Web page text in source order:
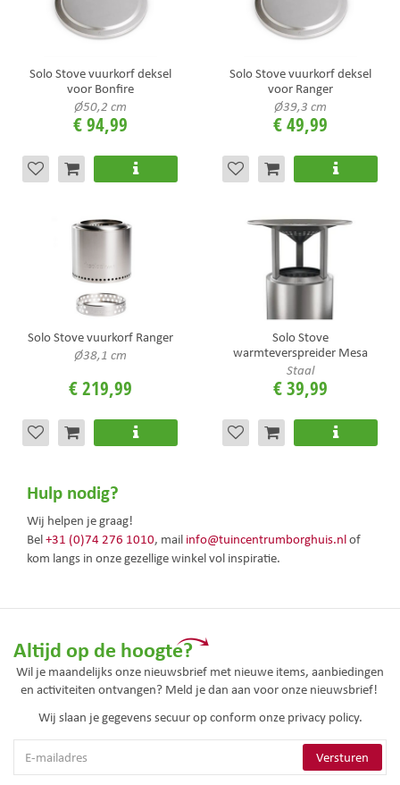
Solo Stove vuurkorf deksel
voor Bonfire
Ø50,2 cm
€94,99
Solo Stove vuurkorf deksel
voor Ranger
Ø39,3 cm
€49,99
Solo Stove vuurkorf Ranger
Ø38,1 cm
€219,99
Solo Stove
warmteverspreider Mesa
Staal
€39,99
Hulp nodig?
Wij helpen je graag!
Bel+31 (0)74 276 1010, mail info@tuincentrumborghuis.nlof
kom langs in onze gezellige winkel vol inspiratie.
Altijd op de hoogte?
Wil je maandelijks onze nieuwsbrief met nieuwe items, aanbiedingen
en activiteiten ontvangen? Meld je dan aan voor onze nieuwsbrief!
Wij slaan je gegevens secuur op conform onze privacy policy.